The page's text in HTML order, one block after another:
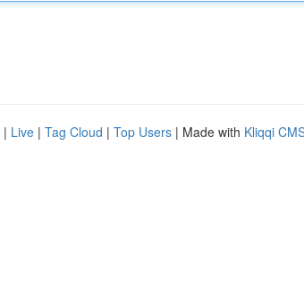
| Live | Tag Cloud | Top Users | Made with Kliqqi